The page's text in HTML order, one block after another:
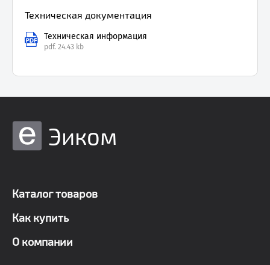
Техническая документация
Техническая информация
pdf. 24.43 kb
Эиком
Каталог товаров
Как купить
О компании